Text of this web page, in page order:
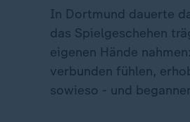
In Dortmund dauerte
das Spielgeschehen
eigenen Hände
verbunden fühlen,
sowieso - und